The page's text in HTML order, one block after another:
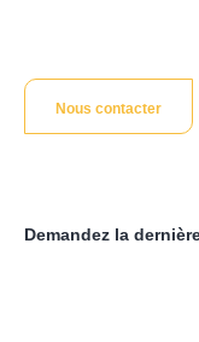
Solutions
adaptées
Nous contacter
Demandez la